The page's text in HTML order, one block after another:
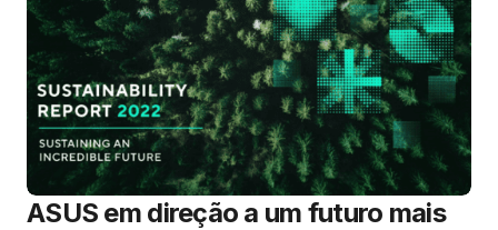
ASUS em direção a um futuro mais